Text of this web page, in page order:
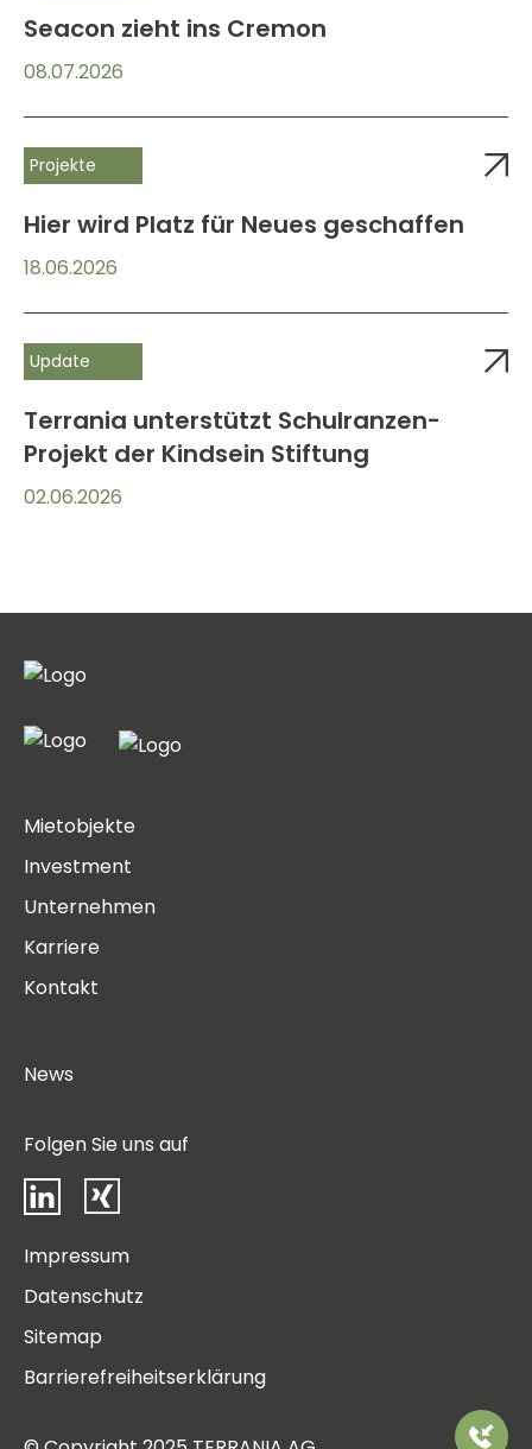
Seacon zieht ins Cremon
08.07.2026
Projekte
Hier wird Platz für Neues geschaffen
18.06.2026
Update
Terrania unterstützt Schulranzen-
Projekt der Kindsein Stiftung
02.06.2026
Rufen
Mietobjekte
Investment
Unternehmen
Karriere
Kontakt
News
Folgen Sie uns auf
LinkedIn
Xing
Impressum
Datenschutz
Sitemap
Barrierefreiheitserklärung